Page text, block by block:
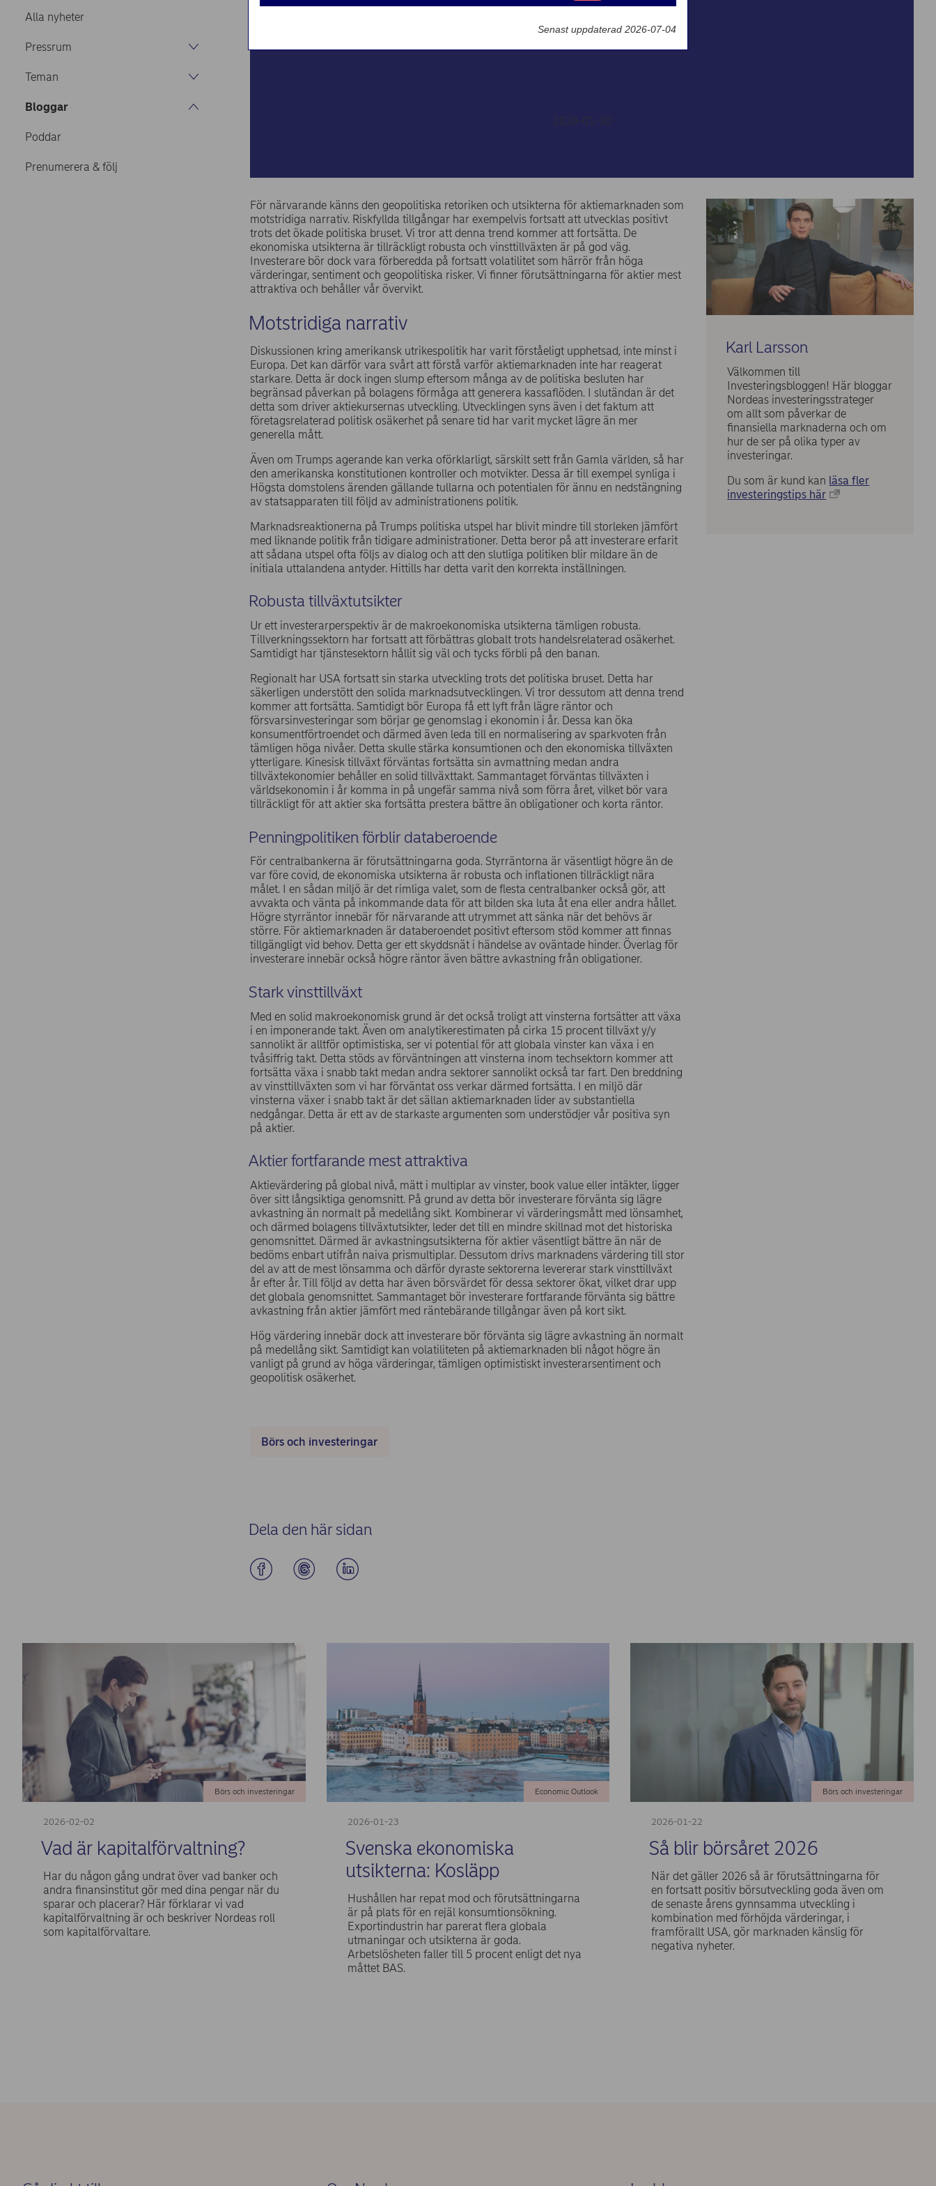
Alla nyheter
Pressrum
Teman
Bloggar
Poddar
Prenumerera & följ
2026-01-30
För närvarande känns den geopolitiska retoriken och utsikterna för aktiemarknaden som
motstridiga narrativ. Riskfyllda tillgångar har exempelvis fortsatt att utvecklas positivt
trots det ökade politiska bruset. Vi tror att denna trend kommer att fortsätta. De
ekonomiska utsikterna är tillräckligt robusta och vinsttillväxten är på god väg.
Investerare bör dock vara förberedda på fortsatt volatilitet som härrör från höga
värderingar, sentiment och geopolitiska risker. Vi finner förutsättningarna för aktier mest
attraktiva och behåller vår övervikt.
Motstridiga narrativ
Diskussionen kring amerikansk utrikespolitik har varit förståeligt upphetsad, inte minst i
Europa. Det kan därför vara svårt att förstå varför aktiemarknaden inte har reagerat
starkare. Detta är dock ingen slump eftersom många av de politiska besluten har
begränsad påverkan på bolagens förmåga att generera kassaflöden. I slutändan är det
detta som driver aktiekursernas utveckling. Utvecklingen syns även i det faktum att
företagsrelaterad politisk osäkerhet på senare tid har varit mycket lägre än mer
generella mått.
Även om Trumps agerande kan verka oförklarligt, särskilt sett från Gamla världen, så har
den amerikanska konstitutionen kontroller och motvikter. Dessa är till exempel synliga i
Högsta domstolens ärenden gällande tullarna och potentialen för ännu en nedstängning
av statsapparaten till följd av administrationens politik.
Marknadsreaktionerna på Trumps politiska utspel har blivit mindre till storleken jämfört
med liknande politik från tidigare administrationer. Detta beror på att investerare erfarit
att sådana utspel ofta följs av dialog och att den slutliga politiken blir mildare än de
initiala uttalandena antyder. Hittills har detta varit den korrekta inställningen.
Robusta tillväxtutsikter
Ur ett investerarperspektiv är de makroekonomiska utsikterna tämligen robusta.
Tillverkningssektorn har fortsatt att förbättras globalt trots handelsrelaterad osäkerhet.
Samtidigt har tjänstesektorn hållit sig väl och tycks förbli på den banan.
Regionalt har USA fortsatt sin starka utveckling trots det politiska bruset. Detta har
säkerligen understött den solida marknadsutvecklingen. Vi tror dessutom att denna trend
kommer att fortsätta. Samtidigt bör Europa få ett lyft från lägre räntor och
försvarsinvesteringar som börjar ge genomslag i ekonomin i år. Dessa kan öka
konsumentförtroendet och därmed även leda till en normalisering av sparkvoten från
tämligen höga nivåer. Detta skulle stärka konsumtionen och den ekonomiska tillväxten
ytterligare. Kinesisk tillväxt förväntas fortsätta sin avmattning medan andra
tillväxtekonomier behåller en solid tillväxttakt. Sammantaget förväntas tillväxten i
världsekonomin i år komma in på ungefär samma nivå som förra året, vilket bör vara
tillräckligt för att aktier ska fortsätta prestera bättre än obligationer och korta räntor.
Penningpolitiken förblir databeroende
För centralbankerna är förutsättningarna goda. Styrräntorna är väsentligt högre än de
var före covid, de ekonomiska utsikterna är robusta och inflationen tillräckligt nära
målet. I en sådan miljö är det rimliga valet, som de flesta centralbanker också gör, att
avvakta och vänta på inkommande data för att bilden ska luta åt ena eller andra hållet.
Högre styrräntor innebär för närvarande att utrymmet att sänka när det behövs är
större. För aktiemarknaden är databeroendet positivt eftersom stöd kommer att finnas
tillgängligt vid behov. Detta ger ett skyddsnät i händelse av oväntade hinder. Överlag för
investerare innebär också högre räntor även bättre avkastning från obligationer.
Stark vinsttillväxt
Med en solid makroekonomisk grund är det också troligt att vinsterna fortsätter att växa
i en imponerande takt. Även om analytikerestimaten på cirka 15 procent tillväxt y/y
sannolikt är alltför optimistiska, ser vi potential för att globala vinster kan växa i en
tvåsiffrig takt. Detta stöds av förväntningen att vinsterna inom techsektorn kommer att
fortsätta växa i snabb takt medan andra sektorer sannolikt också tar fart. Den breddning
av vinsttillväxten som vi har förväntat oss verkar därmed fortsätta. I en miljö där
vinsterna växer i snabb takt är det sällan aktiemarknaden lider av substantiella
nedgångar. Detta är ett av de starkaste argumenten som understödjer vår positiva syn
på aktier.
Aktier fortfarande mest attraktiva
Aktievärdering på global nivå, mätt i multiplar av vinster, book value eller intäkter, ligger
över sitt långsiktiga genomsnitt. På grund av detta bör investerare förvänta sig lägre
avkastning än normalt på medellång sikt. Kombinerar vi värderingsmått med lönsamhet,
och därmed bolagens tillväxtutsikter, leder det till en mindre skillnad mot det historiska
genomsnittet. Därmed är avkastningsutsikterna för aktier väsentligt bättre än när de
bedöms enbart utifrån naiva prismultiplar. Dessutom drivs marknadens värdering till stor
del av att de mest lönsamma och därför dyraste sektorerna levererar stark vinsttillväxt
år efter år. Till följd av detta har även börsvärdet för dessa sektorer ökat, vilket drar upp
det globala genomsnittet. Sammantaget bör investerare fortfarande förvänta sig bättre
avkastning från aktier jämfört med räntebärande tillgångar även på kort sikt.
Hög värdering innebär dock att investerare bör förvänta sig lägre avkastning än normalt
på medellång sikt. Samtidigt kan volatiliteten på aktiemarknaden bli något högre än
vanligt på grund av höga värderingar, tämligen optimistiskt investerarsentiment och
geopolitisk osäkerhet.
Karl Larsson
Välkommen till
Investeringsbloggen! Här bloggar
Nordeas investeringsstrateger
om allt som påverkar de
finansiella marknaderna och om
hur de ser på olika typer av
investeringar.
Du som är kund kan läsa fler
investeringstips här
Börs och investeringar
Dela den här sidan
2026-02-02
Börs och investeringar
Vad är kapitalförvaltning?
Har du någon gång undrat över vad banker och
andra finansinstitut gör med dina pengar när du
sparar och placerar? Här förklarar vi vad
kapitalförvaltning är och beskriver Nordeas roll
som kapitalförvaltare.
2026-01-23
Economic Outlook
Svenska ekonomiska
utsikterna: Kosläpp
Hushållen har repat mod och förutsättningarna
är på plats för en rejäl konsumtionsökning.
Exportindustrin har parerat flera globala
utmaningar och utsikterna är goda.
Arbetslösheten faller till 5 procent enligt det nya
måttet BAS.
2026-01-22
Börs och investeringar
Så blir börsåret 2026
När det gäller 2026 så är förutsättningarna för
en fortsatt positiv börsutveckling goda även om
de senaste årens gynnsamma utveckling i
kombination med förhöjda värderingar, i
framförallt USA, gör marknaden känslig för
negativa nyheter.
Marknadsföring
Senast uppdaterad 2026-07-04